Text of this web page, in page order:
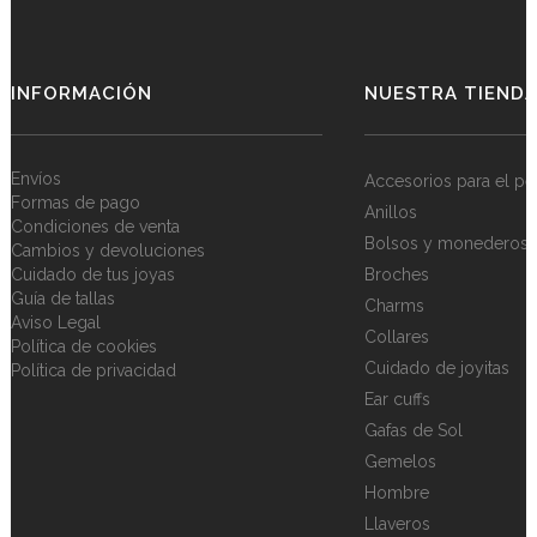
INFORMACIÓN
Envíos
Formas de pago
Condiciones de venta
Cambios y devoluciones
Cuidado de tus joyas
Guía de tallas
Aviso Legal
Política de cookies
Política de privacidad
NUESTRA TIENDA
Accesorios para el
Anillos
Bolsos y monederos
Broches
Charms
Collares
Cuidado de joyitas
Ear cuffs
Gafas de Sol
Gemelos
Hombre
Llaveros